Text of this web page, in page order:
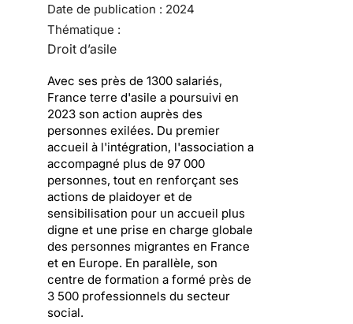
Date de publication : 2024
Thématique :
Droit d’asile
Avec ses près de 1300 salariés,
France terre d'asile a poursuivi en
2023 son action auprès des
personnes exilées. Du premier
accueil à l'intégration, l'association a
accompagné plus de 97 000
personnes, tout en renforçant ses
actions de plaidoyer et de
sensibilisation pour un accueil plus
digne et une prise en charge globale
des personnes migrantes en France
et en Europe. En parallèle, son
centre de formation a formé près de
3 500 professionnels du secteur
social.